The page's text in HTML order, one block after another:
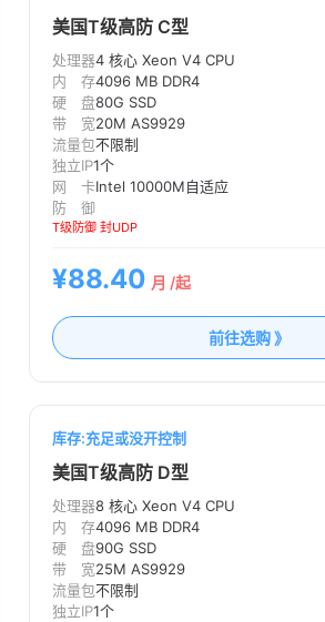
美国T级高防 C型
处理器4 核心 Xeon V4 CPU
内 存4096 MB DDR4
硬 盘80G SSD
带 宽20M AS9929
流量包不限制
独立IP1个
网 卡Intel 10000M自适应
防 御
T级防御 封UDP
¥88.40 月 /起
前往选购 》
库存:充足或没开控制
美国T级高防 D型
处理器8 核心 Xeon V4 CPU
内 存4096 MB DDR4
硬 盘90G SSD
带 宽25M AS9929
流量包不限制
独立IP1个